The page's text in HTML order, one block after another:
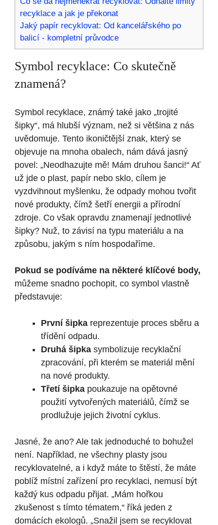
recyklace a jak je překonat
Jaký papír recyklovat: Od kancelářského po
balicí - kompletní průvodce
Symbol recyklace: Co skutečně
znamená?
Symbol recyklace, známý také jako „trojité
šipky“, má hlubší význam, než si většina z nás
uvědomuje. Tento ikoničtější znak, který se
objevuje na mnoha obalech, nám dává jasný
povel: „Neodhazujte mě! Mám druhou šanci!“ Ať
už jde o plast, papír nebo sklo, cílem je
vyzdvihnout myšlenku, že odpady mohou tvořit
nové produkty, čímž šetří energii a přírodní
zdroje. Co však opravdu znamenají jednotlivé
šipky? Nuž, to závisí na typu materiálu a na
způsobu, jakým s ním hospodaříme.
Pokud se podíváme na některé klíčové body,
můžeme snadno pochopit, co symbol vlastně
představuje:
První šipka reprezentuje proces sběru a
třídění odpadu.
Druhá šipka symbolizuje recyklační
zpracování, při kterém se materiál mění
na nové produkty.
Třetí šipka poukazuje na opětovné
použití vytvořených materiálů, čímž se
prodlužuje jejich životní cyklus.
Jasné, že ano? Ale tak jednoduché to bohužel
není. Například, ne všechny plasty jsou
recyklovatelné, a i když máte to štěstí, že máte
poblíž místní zařízení pro recyklaci, nemusí být
každý kus odpadu přijat. „Mám hořkou
zkušenost s tímto tématem,“ říká jeden z
domácích ekologů. „Snažil jsem se recyklovat